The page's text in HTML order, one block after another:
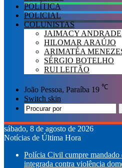
POLÍTICA
POLICIAL
COLUNISTAS
JAIMACY ANDRADE
HILOMAR ARAÚJO
ARIMATÉA
SÉRGIO BOTELHO
RUI LEITÃO
João Pessoa, Paraíba 19 ℃
Switch skin
sábado, 8 de agosto de 2026
Notícias de Última Hora
Polícia Civil cumpre mandado
integrada contra violência